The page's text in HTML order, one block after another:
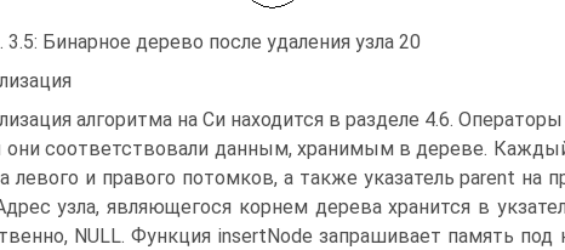
3.5: Бинарное дерево после удаления узла 20
алгоритма на Си находится в разделе 4.6.
они соответствовали данным, хранимым в дереве.
левого и правого потомков, а также указатель parent на
узла, являющегося корнем дерева хранится в
NULL. Функция insertNode запрашивает память